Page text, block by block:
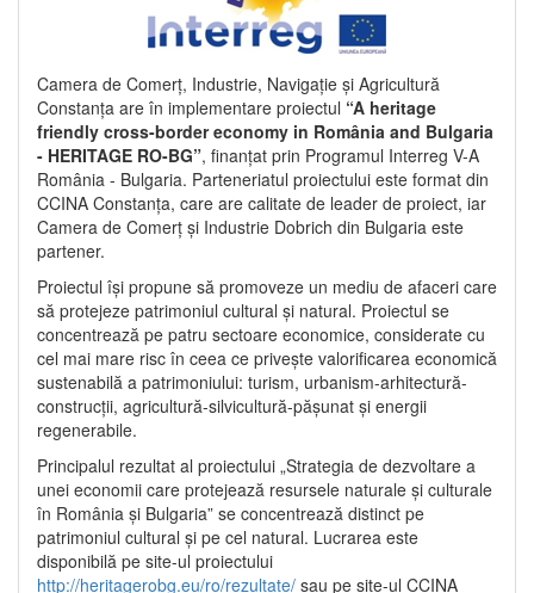
Camera de Comerț, Industrie, Navigație și Agricultură
Constanța are în implementare proiectul “A heritage
friendly cross-border economy in România and Bulgaria
- HERITAGE RO-BG”, finanțat prin Programul Interreg V-A
România - Bulgaria. Parteneriatul proiectului este format din
CCINA Constanța, care are calitate de leader de proiect, iar
Camera de Comerț și Industrie Dobrich din Bulgaria este
partener.
Proiectul își propune să promoveze un mediu de afaceri care
să protejeze patrimoniul cultural și natural. Proiectul se
concentrează pe patru sectoare economice, considerate cu
cel mai mare risc în ceea ce privește valorificarea economică
sustenabilă a patrimoniului: turism, urbanism-arhitectură-
construcții, agricultură-silvicultură-pășunat și energii
regenerabile.
Principalul rezultat al proiectului „Strategia de dezvoltare a
unei economii care protejează resursele naturale și culturale
în România și Bulgaria” se concentrează distinct pe
patrimoniul cultural și pe cel natural. Lucrarea este
disponibilă pe site-ul proiectului
http://heritagerobg.eu/ro/rezultate/ sau pe site-ul CCINA